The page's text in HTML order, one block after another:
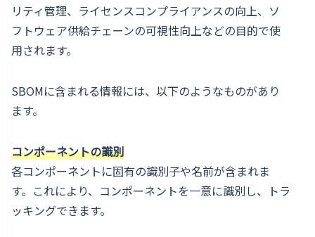
リティ管理、ライセンスコンプライアンスの向上、ソ
フトウェア供給チェーンの可視性向上などの目的で使
用されます。
SBOMに含まれる情報には、以下のようなものがあり
ます。
コンポーネントの識別
各コンポーネントに固有の識別子や名前が含まれま
す。これにより、コンポーネントを一意に識別し、トラ
ッキングできます。